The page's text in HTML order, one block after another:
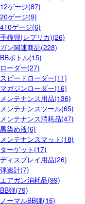
12ゲージ(87)
20ゲージ(9)
410ゲージ(6)
手榴弾(レプリカ)(26)
ガン関連商品(228)
BBボトル(15)
ローダー(27)
スピードローダー(11)
マガジンローダー(16)
メンテナンス用品(136)
メンテナンスツール(65)
メンテナンス消耗品(47)
黒染め液(6)
メンテナンスマット(18)
ターゲット(17)
ディスプレイ用品(26)
弾速計(7)
エアガン消耗品(99)
BB弾(79)
ノーマルBB弾(16)